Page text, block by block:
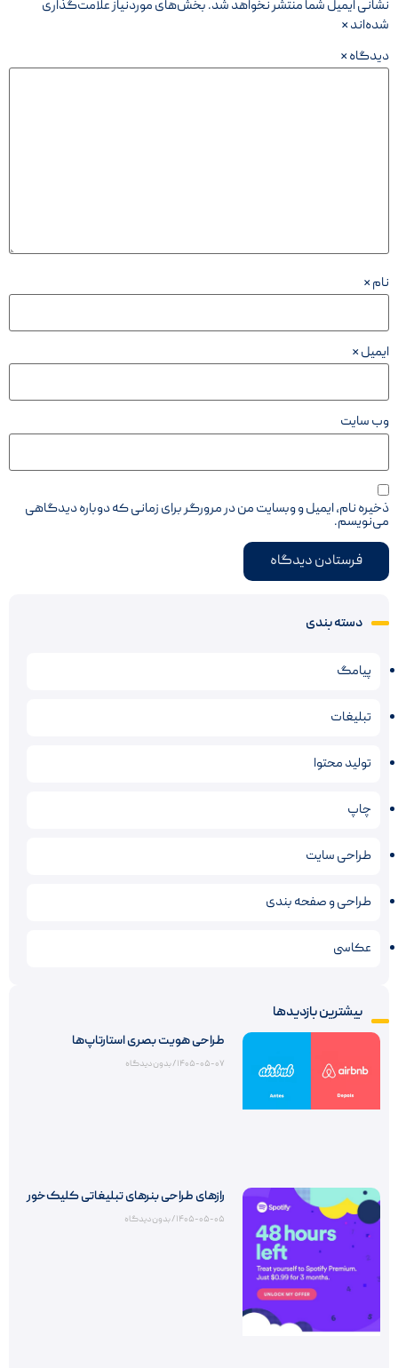
دسته بندی
پیامگ
تبلیغات
تولید محتوا
چاپ
طراحی سایت
طراحی و صفحه بندی
عکاسی
بیشترین بازدیدها
طراحی هویت بصری استارتاپ‌ها
۱۴۰۵-۰۵-۰۷ بدون دیدگاه
رازهای طراحی بنرهای تبلیغاتی کلیک‌خور
۱۴۰۵-۰۵-۰۵ بدون دیدگاه
نشانی ایمیل شما منتشر نخواهد شد.بخش‌های موردنیاز علامت‌گذاری
شده‌اند*
دیدگاه*
نام*
ایمیل*
وب‌ سایت
ذخیره نام، ایمیل و وبسایت من در مرورگر برای زمانی که دوباره دیدگاهی
می‌نویسم.